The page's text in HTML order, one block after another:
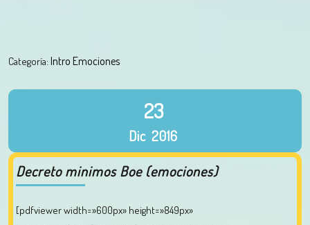
Categoría: Intro Emociones
23
Dic 2016
Decreto minimos Boe (emociones)
[pdfviewer width=»600px» height=»849px»